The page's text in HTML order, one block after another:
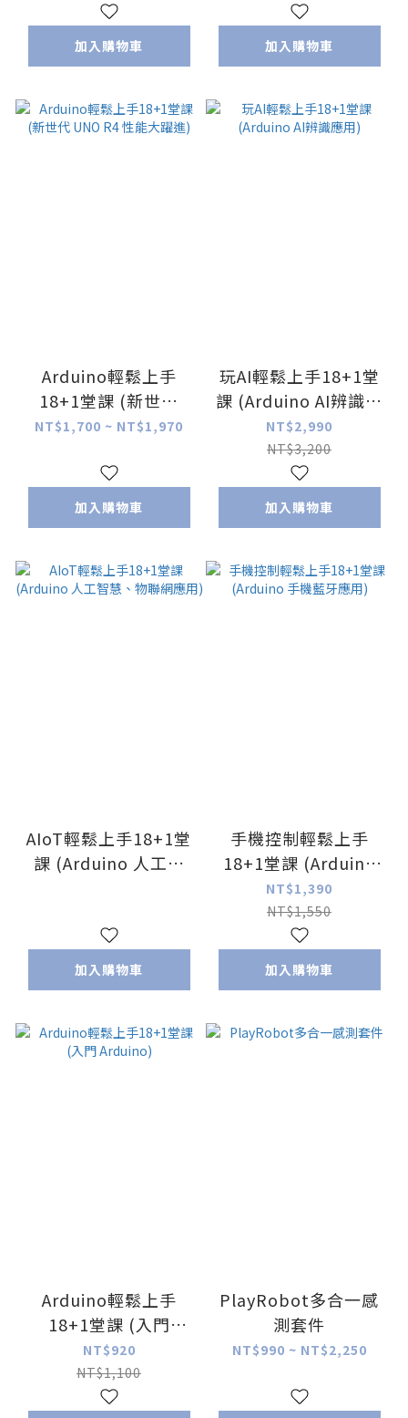
加入購物車 加入購物車
Arduino輕鬆上手
18+1堂課 (新世代
UNO R4 性能大躍進)
NT$1,700 ~ NT$1,970
加入購物車
玩AI輕鬆上手18+1堂
課 (Arduino AI辨識應
用)
NT$2,990
NT$3,200
加入購物車
AIoT輕鬆上手18+1堂
課 (Arduino 人工智
加入購物車
手機控制輕鬆上手
18+1堂課 (Arduino
手機藍牙應用)
NT$1,390
NT$1,550
加入購物車
Arduino輕鬆上手
18+1堂課 (入門
Arduino)
NT$920
NT$1,100
PlayRobot多合一感
測套件
NT$990 ~ NT$2,250